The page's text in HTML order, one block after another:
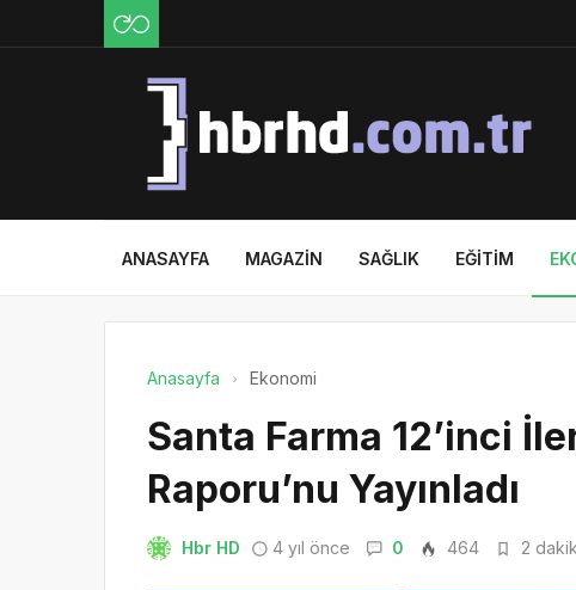
ANASAYFA MAGAZIN SAĞLIK EĞITIM
Anasayfa Ekonomi
Santa Farma 12’inci
Raporu’nu Yayınladı
Hbr HD 4 yıl önce 0 464 2